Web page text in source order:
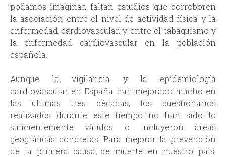
podamos imaginar, faltan estudios que corroboren
la asociación entre el nivel de actividad física y la
enfermedad cardiovascular, y entre el tabaquismo y
la enfermedad cardiovascular en la población
española.
Aunque la vigilancia y la epidemiología
cardiovascular en España han mejorado mucho en
las últimas tres décadas, los cuestionarios
realizados durante este tiempo no han sido lo
suficientemente válidos o incluyeron áreas
geográficas concretas. Para mejorar la prevención
de la primera causa de muerte en nuestro país,